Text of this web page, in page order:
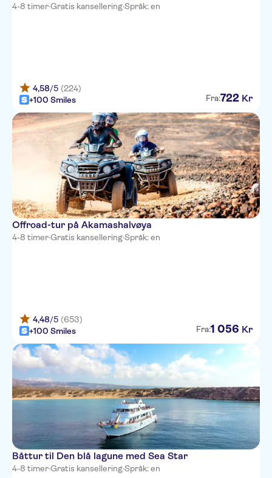
Almyra
Amphora Suites
Basilica
St. George Hotel Spa & Golf
Beach Resort
Louis Imperial Beach
Cali Resort & Spa
Kefalos Beach Village
Mayfair Gardens
King Evelthon Beach Hotel
Athena Beach
Louis Phaethon Beach
Louis Ledra Beach
Helios Bay Hotel Apts & Villas
4-8 timer·Gratis kansellering·Språk: en
4,58/5 (224)
+100 Smiles
Fra:722 Kr
Offroad-tur på Akamashalvøya
4-8 timer·Gratis kansellering·Språk: en
4,48/5 (653)
+100 Smiles
Fra:1 056 Kr
Båttur til Den blå lagune med Sea Star
4-8 timer·Gratis kansellering·Språk: en